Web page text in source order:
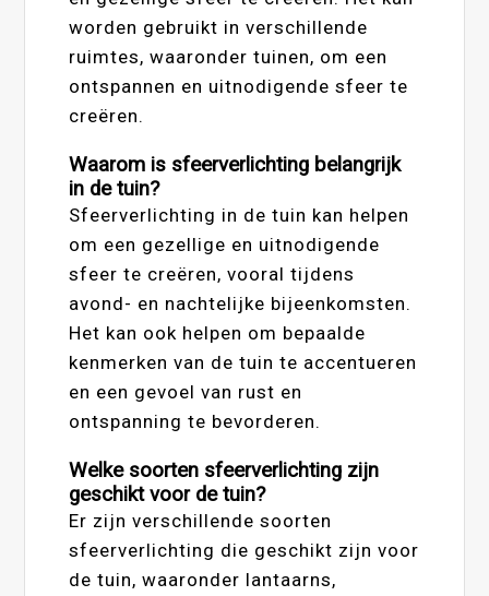
worden gebruikt in verschillende
ruimtes, waaronder tuinen, om een
ontspannen en uitnodigende sfeer te
creëren.
Waarom is sfeerverlichting belangrijk
in de tuin?
Sfeerverlichting in de tuin kan helpen
om een gezellige en uitnodigende
sfeer te creëren, vooral tijdens
avond- en nachtelijke bijeenkomsten.
Het kan ook helpen om bepaalde
kenmerken van de tuin te accentueren
en een gevoel van rust en
ontspanning te bevorderen.
Welke soorten sfeerverlichting zijn
geschikt voor de tuin?
Er zijn verschillende soorten
sfeerverlichting die geschikt zijn voor
de tuin, waaronder lantaarns,